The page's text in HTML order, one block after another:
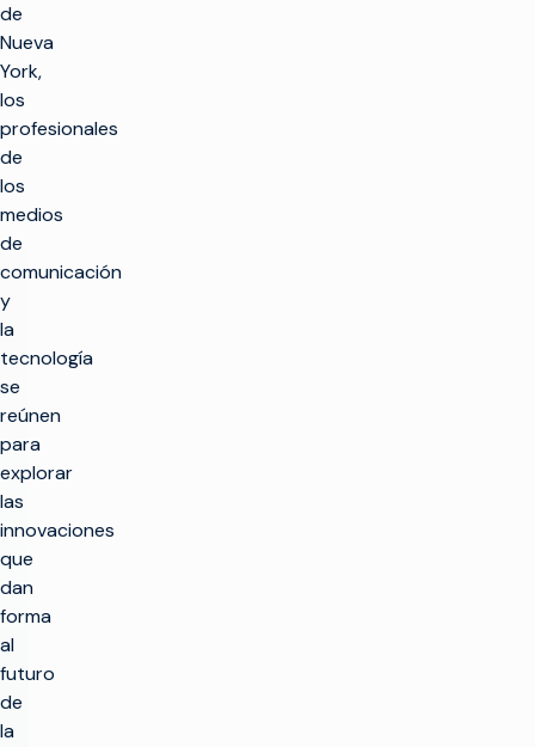
de
Nueva
York,
los
profesionales
de
los
medios
de
comunicación
y
la
tecnología
se
reúnen
para
explorar
las
innovaciones
que
dan
forma
al
futuro
de
la